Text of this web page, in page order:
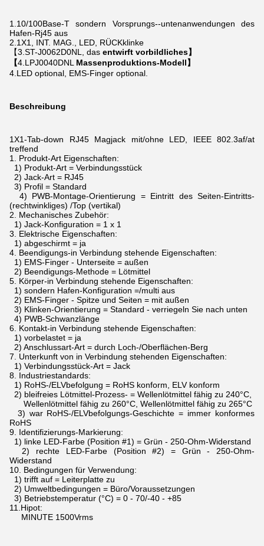
1.10/100Base-Tsondern Vorsprungs--untenanwendungen des
Hafen-Rj45 aus
2.1X1, INT. MAG., LED, RÜCKklinke
【3.ST-J0062D0NL, das entwirft vorbildliches】
【4.LPJ0040DNL Massenproduktions-Modell】
4.LED optional, EMS-Finger optional.
Beschreibung
1X1-Tab-down RJ45 Magjack mit/ohne LED, IEEE 802.3af/at
treffend
1. Produkt-Art Eigenschaften:
1) Produkt-Art = Verbindungsstück
2) Jack-Art = RJ45
3) Profil = Standard
4) PWB-Montage-Orientierung = Eintritt des Seiten-Eintritts-
(rechtwinkliges) /Top (vertikal)
2. Mechanisches Zubehör:
1) Jack-Konfiguration = 1 x 1
3. Elektrische Eigenschaften:
1) abgeschirmt = ja
4. Beendigungs-in Verbindung stehende Eigenschaften:
1) EMS-Finger - Unterseite = außen
2) Beendigungs-Methode = Lötmittel
5. Körper-in Verbindung stehende Eigenschaften:
1) sondern Hafen-Konfiguration =/multi aus
2) EMS-Finger - Spitze und Seiten = mit außen
3) Klinken-Orientierung = Standard - verriegeln Sie nach unten
4) PWB-Schwanzlänge
6. Kontakt-in Verbindung stehende Eigenschaften:
1) vorbelastet = ja
2) Anschlussart-Art = durch Loch-/Oberflächen-Berg
7. Unterkunft von in Verbindung stehenden Eigenschaften:
1) Verbindungsstück-Art = Jack
8. Industriestandards:
1) RoHS-/ELVbefolgung = RoHS konform, ELV konform
2) bleifreies Lötmittel-Prozess- = Wellenlötmittel fähig zu 240°C,
Wellenlötmittel fähig zu 260°C, Wellenlötmittel fähig zu 265°C
3) war RoHS-/ELVbefolgungs-Geschichte = immer konformes
RoHS
9. Identifizierungs-Markierung:
1) linke LED-Farbe (Position #1) = Grün - 250-Ohm-Widerstand
2) rechte LED-Farbe (Position #2) = Grün - 250-Ohm-
Widerstand
10. Bedingungen für Verwendung:
1) trifft auf = Leiterplatte zu
2) Umweltbedingungen = Büro/Voraussetzungen
3) Betriebstemperatur (°C) = 0 - 70/-40 - +85
11.Hipot:
MINUTE 1500Vrms